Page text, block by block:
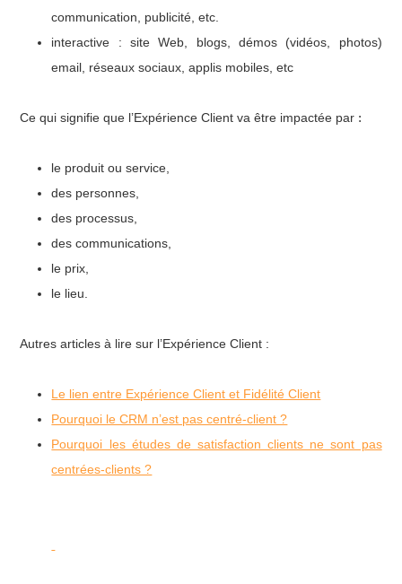
communication, publicité, etc.
interactive : site Web, blogs, démos (vidéos, photos)
email, réseaux sociaux, applis mobiles, etc
Ce qui signifie que l’Expérience Client va être impactée par :
le produit ou service,
des personnes,
des processus,
des communications,
le prix,
le lieu.
Autres articles à lire sur l’Expérience Client :
Le lien entre Expérience Client et Fidélité Client
Pourquoi le CRM n’est pas centré-client ?
Pourquoi les études de satisfaction clients ne sont pas
centrées-clients ?